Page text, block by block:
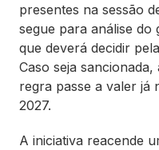
presentes na sessão
segue para análise do
que deverá decidir
Caso seja
regra passe a valer já
2027.
A iniciativa reacende